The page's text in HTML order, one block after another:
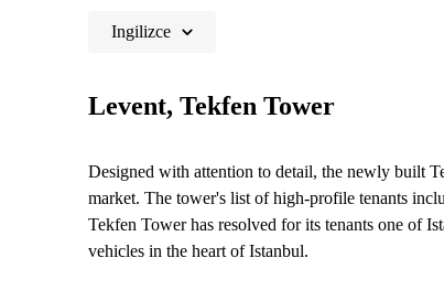
Ingilizce
Levent, Tekfen Tower
Designed with attention to detail, the newly built
market. The tower's list of high-profile tenants
Tekfen Tower has resolved for its tenants one of
vehicles in the heart of Istanbul.